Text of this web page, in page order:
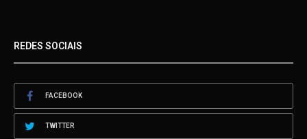
REDES SOCIAIS
FACEBOOK
TWITTER